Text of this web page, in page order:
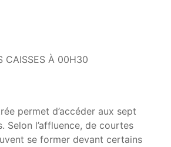
CAISSES À 00H30
permet d’accéder aux sept
Selon l’affluence, de courtes
se former devant certains